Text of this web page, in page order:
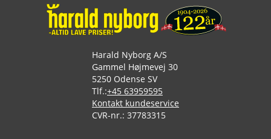
Harald Nyborg A/S
Gammel Højmevej 30
5250 Odense SV
Tlf.:+45 63959595
Kontakt kundeservice
CVR-nr.: 37783315